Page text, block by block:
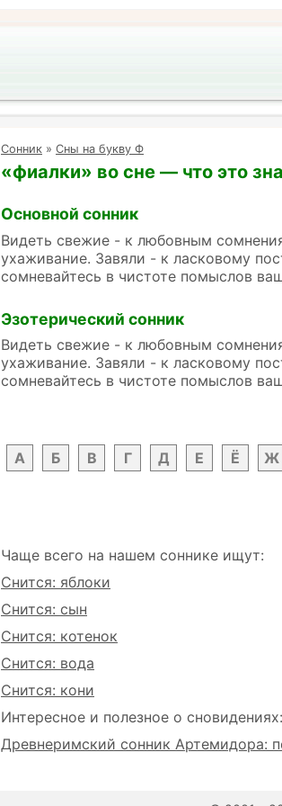
Cонник » Сны на букву Ф
«фиалки» во сне — что это
Основной сонник
Видеть свежие - к любовным
ухаживание. Завяли - к ласковому
сомневайтесь в чистоте помыслов
Эзотерический сонник
Видеть свежие - к любовным
ухаживание. Завяли - к ласковому
сомневайтесь в чистоте помыслов
А
Б В Г Д Е Ё Ж
Чаще всего на нашем соннике ищут:
Снится: яблоки
Снится: сын
Снится: котенок
Снится: вода
Снится: кони
Интересное и полезное о сновидениях:
Древнеримский сонник Артемидора: